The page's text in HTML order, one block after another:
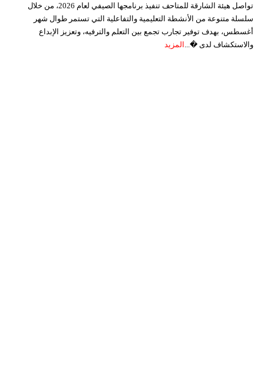
تواصل هيئة الشارقة للمتاحف تنفيذ برنامجها الصيفي لعام 2026، من خلال
سلسلة متنوعة من الأنشطة التعليمية والتفاعلية التي تستمر طوال شهر
أغسطس، بهدف توفير تجارب تجمع بين التعلم والترفيه، وتعزيز الإبداع
والاستكشاف لدى �... المزيد